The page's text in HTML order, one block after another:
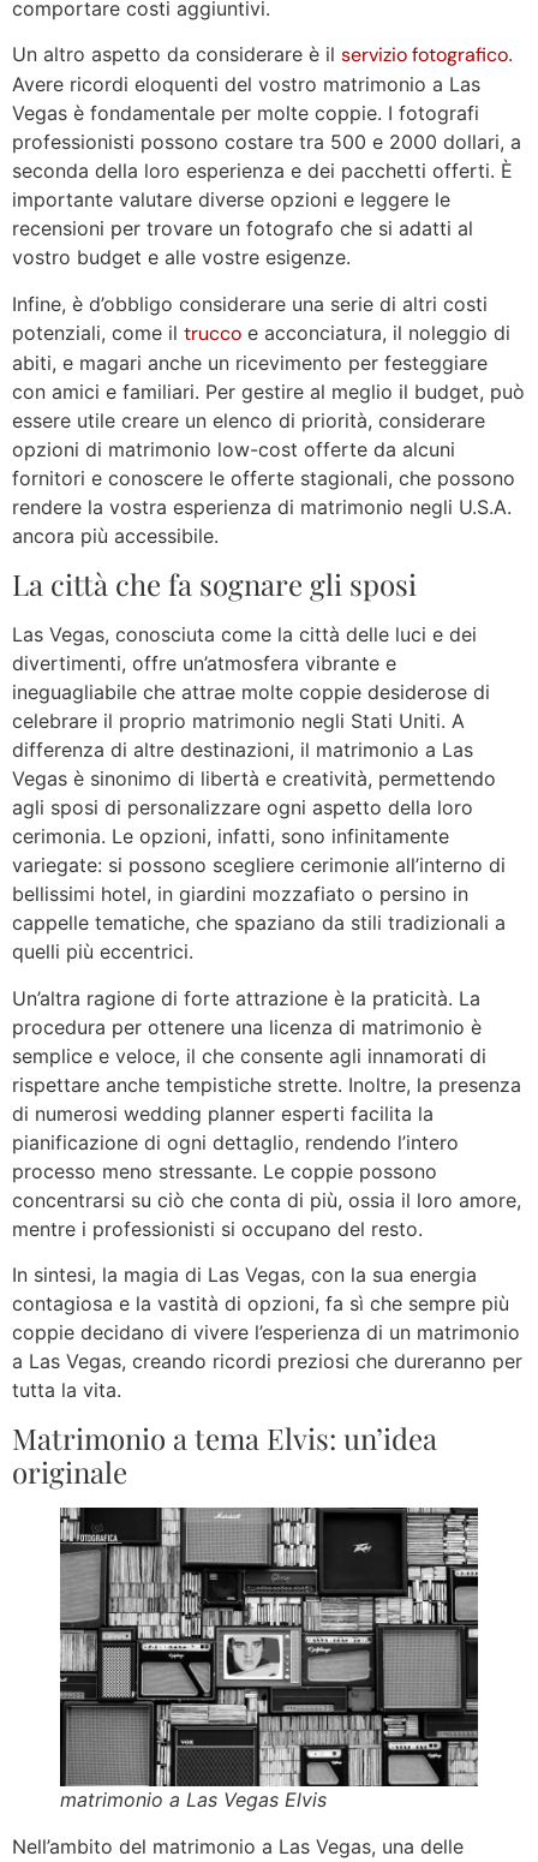
comportare costi aggiuntivi.
Un altro aspetto da considerare è il servizio fotografico.
Avere ricordi eloquenti del vostro matrimonio a Las
Vegas è fondamentale per molte coppie. I fotografi
professionisti possono costare tra 500 e 2000 dollari, a
seconda della loro esperienza e dei pacchetti offerti. È
importante valutare diverse opzioni e leggere le
recensioni per trovare un fotografo che si adatti al
vostro budget e alle vostre esigenze.
Infine, è d’obbligo considerare una serie di altri costi
potenziali, come il trucco e acconciatura, il noleggio di
abiti, e magari anche un ricevimento per festeggiare
con amici e familiari. Per gestire al meglio il budget, può
essere utile creare un elenco di priorità, considerare
opzioni di matrimonio low-cost offerte da alcuni
fornitori e conoscere le offerte stagionali, che possono
rendere la vostra esperienza di matrimonio negli U.S.A.
ancora più accessibile.
La città che fa sognare gli sposi
Las Vegas, conosciuta come la città delle luci e dei
divertimenti, offre un’atmosfera vibrante e
ineguagliabile che attrae molte coppie desiderose di
celebrare il proprio matrimonio negli Stati Uniti. A
differenza di altre destinazioni, il matrimonio a Las
Vegas è sinonimo di libertà e creatività, permettendo
agli sposi di personalizzare ogni aspetto della loro
cerimonia. Le opzioni, infatti, sono infinitamente
variegate: si possono scegliere cerimonie all’interno di
bellissimi hotel, in giardini mozzafiato o persino in
cappelle tematiche, che spaziano da stili tradizionali a
quelli più eccentrici.
Un’altra ragione di forte attrazione è la praticità. La
procedura per ottenere una licenza di matrimonio è
semplice e veloce, il che consente agli innamorati di
rispettare anche tempistiche strette. Inoltre, la presenza
di numerosi wedding planner esperti facilita la
pianificazione di ogni dettaglio, rendendo l’intero
processo meno stressante. Le coppie possono
concentrarsi su ciò che conta di più, ossia il loro amore,
mentre i professionisti si occupano del resto.
In sintesi, la magia di Las Vegas, con la sua energia
contagiosa e la vastità di opzioni, fa sì che sempre più
coppie decidano di vivere l’esperienza di un matrimonio
a Las Vegas, creando ricordi preziosi che dureranno per
tutta la vita.
Matrimonio a tema Elvis: un’idea
originale
matrimonio a Las Vegas Elvis
Nell’ambito del matrimonio a Las Vegas, una delle